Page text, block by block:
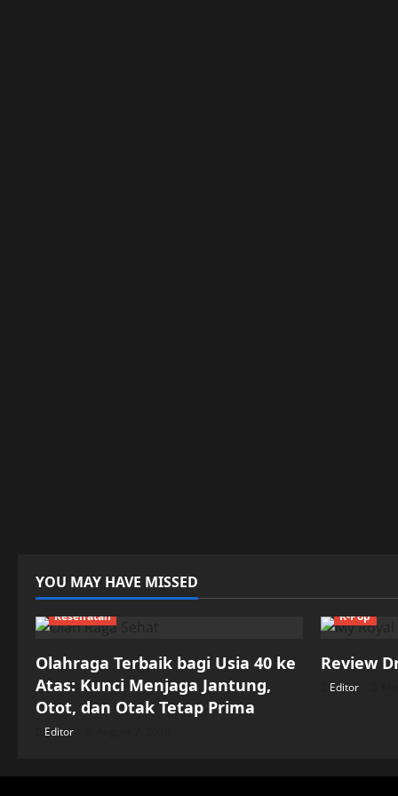
YOU MAY HAVE MISSED
Kesehatan
Olahraga Terbaik bagi Usia 40 ke
Atas: Kunci Menjaga Jantung,
Otot, dan Otak Tetap Prima
Editor
K-Pop
Review
Editor